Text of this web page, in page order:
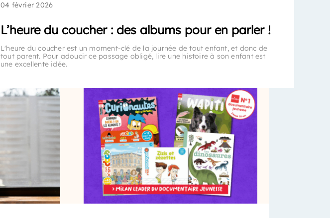
04 février 2026
L’heure du coucher : des albums pour en parler !
L'heure du coucher est un moment-clé de la journée de tout enfant, et donc de
tout parent. Pour adoucir ce passage obligé, lire une histoire à son enfant est
une excellente idée.